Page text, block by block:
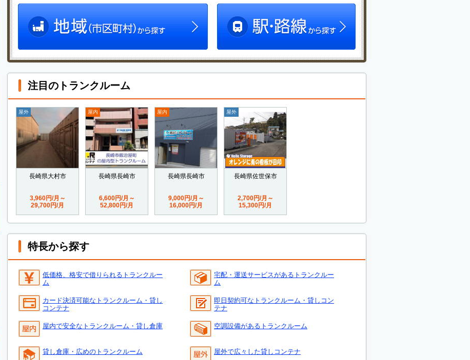
注目のトランクルーム
屋外
長崎県大村市
3,960円/月～
29,700円/月
屋内
長崎県長崎市
6,600円/月～
52,800円/月
屋内
長崎県長崎市
9,000円/月～
16,000円/月
屋外
長崎県佐世保市
2,700円/月～
15,300円/月
特長から探す
低価格、格安で借りられるトランクルー
ム
宅配・運送サービスがあるトランクルー
ム
カード決済可能なトランクルーム・貸し
コンテナ
即日契約可なトランクルーム・貸しコン
テナ
屋内で安全なトランクルーム・貸し倉庫 空調設備があるトランクルーム
貸し倉庫・広めのトランクルーム 屋外で広々した貸しコンテナ